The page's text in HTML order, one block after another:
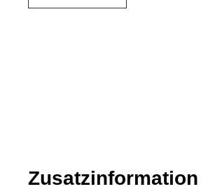
Zusatzinformation